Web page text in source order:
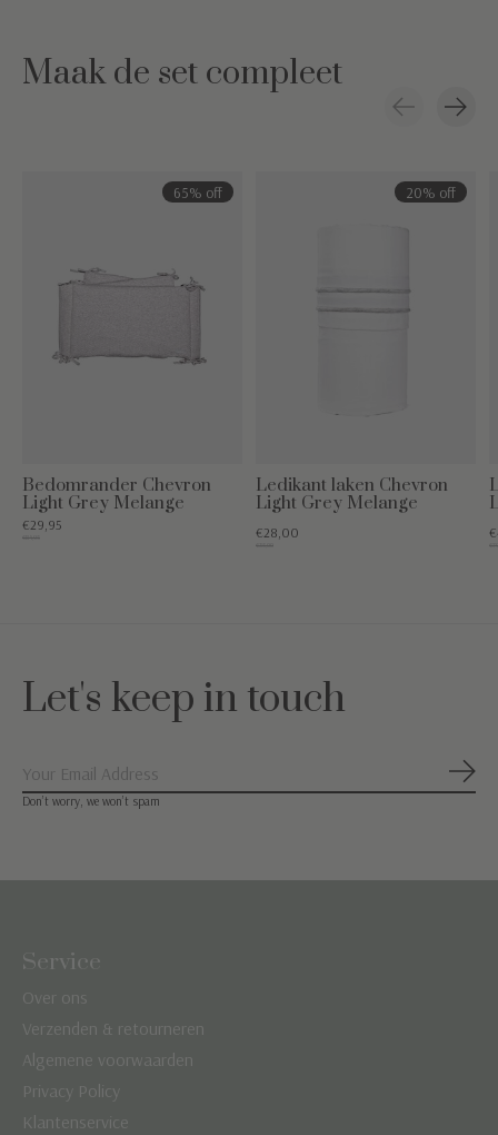
Maak de set compleet
65% off
Bedomrander Chevron
Light Grey Melange
€29,95
€84,95
20% off
Ledikant laken Chevron
Light Grey Melange
€28,00
€35,00
Let's keep in touch
Don’t worry, we won’t spam
Service
Over ons
Verzenden & retourneren
Algemene voorwaarden
Privacy Policy
Klantenservice